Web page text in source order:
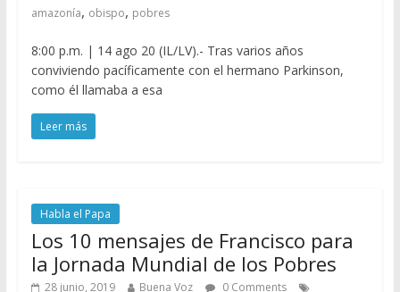
amazonía, obispo, pobres
8:00 p.m. | 14 ago 20 (IL/LV).- Tras varios años
conviviendo pacíficamente con el hermano Parkinson,
como él llamaba a esa
Leer más
Habla el Papa
Los 10 mensajes de Francisco para
la Jornada Mundial de los Pobres
28 junio, 2019 Buena Voz 0 Comments